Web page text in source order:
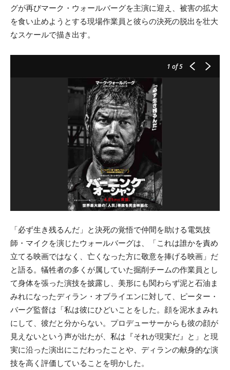
グが再びマーク・ウォールバーグを主演に迎え、被害の拡大
を食い止めようとする現場作業員と彼らの決死の脱出を壮大
なスケールで描き出す。
1 of 5
「必ず生き残るんだ」と決死の覚悟で仲間を助ける電気技
師・マイクを演じたウォールバーグは、「これは誰かを責め
立てる映画ではなく、亡くなった方に敬意を捧げる映画」だ
と語る。犠牲者の多くが属していた掘削チームの作業員とし
て身体を張った演技を披露し、美形にも関わらず泥と石油ま
みれになったディラン・オブライエンに対して、ピーター・
バーグ監督は「私は彼にひどいことをした。顔を泥水まみれ
にして、彼だと分からない。プロデューサーからも彼の顔が
見えないという声が出たが、私は『それが現実だ』と」と現
実に沿った演出にこだわったことや、ディランの献身的な演
技を高く評価していることを明かした。